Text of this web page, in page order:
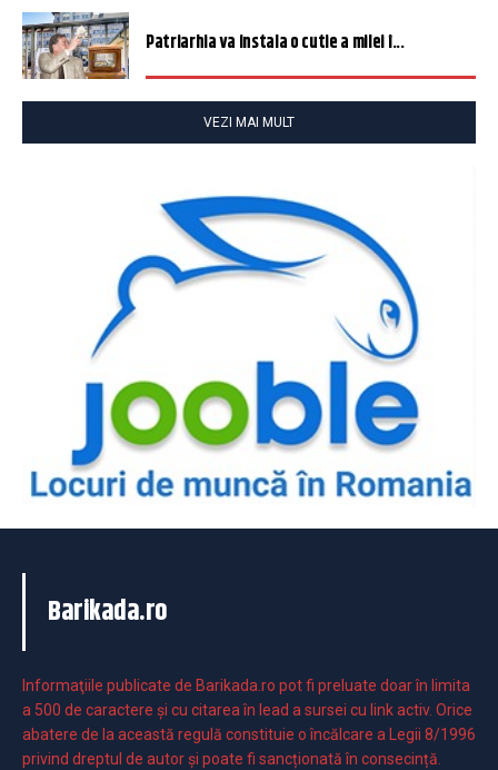
Patriarhia va instala o cutie a milei î...
VEZI MAI MULT
Barikada.ro
Informaţiile publicate de Barikada.ro pot fi preluate doar în limita
a 500 de caractere şi cu citarea în lead a sursei cu link activ. Orice
abatere de la această regulă constituie o încălcare a Legii 8/1996
privind dreptul de autor și poate fi sancționată în consecință.